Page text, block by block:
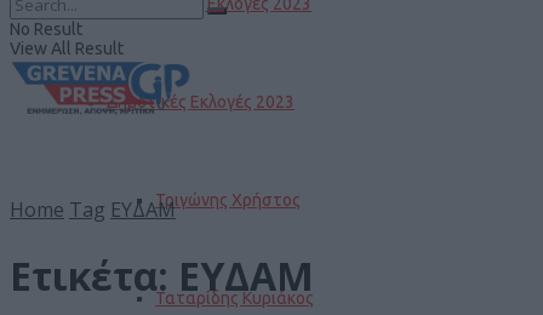
Δημοτικές Εκλογές 2023
Τριγώνης Χρήστος
Ταταρίδης Κυριάκος
No Result
View All Result
Home Tag ΕΥΔΑΜ
Ετικέτα: ΕΥΔΑΜ